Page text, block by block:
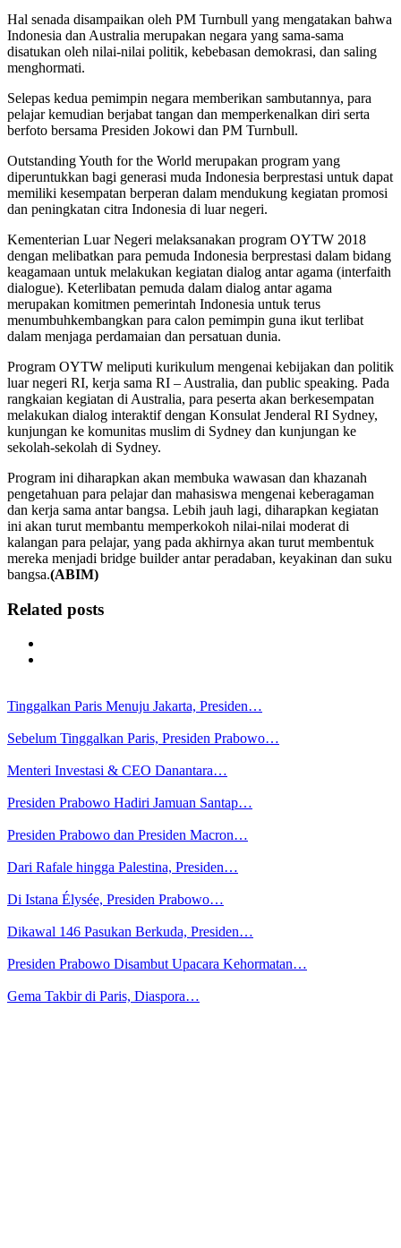
Hal senada disampaikan oleh PM Turnbull yang mengatakan bahwa
Indonesia dan Australia merupakan negara yang sama-sama
disatukan oleh nilai-nilai politik, kebebasan demokrasi, dan saling
menghormati.
Selepas kedua pemimpin negara memberikan sambutannya, para
pelajar kemudian berjabat tangan dan memperkenalkan diri serta
berfoto bersama Presiden Jokowi dan PM Turnbull.
Outstanding Youth for the World merupakan program yang
diperuntukkan bagi generasi muda Indonesia berprestasi untuk dapat
memiliki kesempatan berperan dalam mendukung kegiatan promosi
dan peningkatan citra Indonesia di luar negeri.
Kementerian Luar Negeri melaksanakan program OYTW 2018
dengan melibatkan para pemuda Indonesia berprestasi dalam bidang
keagamaan untuk melakukan kegiatan dialog antar agama (interfaith
dialogue). Keterlibatan pemuda dalam dialog antar agama
merupakan komitmen pemerintah Indonesia untuk terus
menumbuhkembangkan para calon pemimpin guna ikut terlibat
dalam menjaga perdamaian dan persatuan dunia.
Program OYTW meliputi kurikulum mengenai kebijakan dan politik
luar negeri RI, kerja sama RI – Australia, dan public speaking. Pada
rangkaian kegiatan di Australia, para peserta akan berkesempatan
melakukan dialog interaktif dengan Konsulat Jenderal RI Sydney,
kunjungan ke komunitas muslim di Sydney dan kunjungan ke
sekolah-sekolah di Sydney.
Program ini diharapkan akan membuka wawasan dan khazanah
pengetahuan para pelajar dan mahasiswa mengenai keberagaman
dan kerja sama antar bangsa. Lebih jauh lagi, diharapkan kegiatan
ini akan turut membantu memperkokoh nilai-nilai moderat di
kalangan para pelajar, yang pada akhirnya akan turut membentuk
mereka menjadi bridge builder antar peradaban, keyakinan dan suku
bangsa.(ABIM)
Related posts
Tinggalkan Paris Menuju Jakarta, Presiden…
Sebelum Tinggalkan Paris, Presiden Prabowo…
Menteri Investasi & CEO Danantara…
Presiden Prabowo Hadiri Jamuan Santap…
Presiden Prabowo dan Presiden Macron…
Dari Rafale hingga Palestina, Presiden…
Di Istana Élysée, Presiden Prabowo…
Dikawal 146 Pasukan Berkuda, Presiden…
Presiden Prabowo Disambut Upacara Kehormatan…
Gema Takbir di Paris, Diaspora…